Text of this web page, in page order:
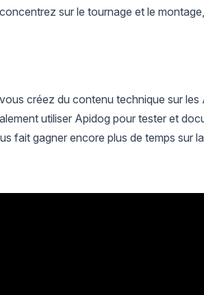
sur le tournage et le
créez du contenu technique sur
utiliser Apidog pour tester et
fait gagner encore plus de temps sur